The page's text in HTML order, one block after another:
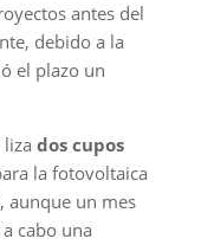
antes del
debido a la
el plazo un
dos cupos
la fotovoltaica
aunque un mes
cabo una